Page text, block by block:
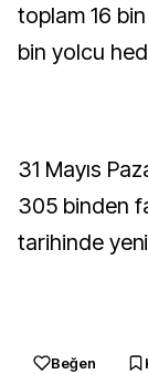
toplam 16
bin yolcu
31 Mayıs
305 binden
tarihinde
Beğen